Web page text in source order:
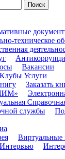
Поиск
техническое
Вакансии
Клубы Услуги
Заказать
службы
Виртуальные
Интервью